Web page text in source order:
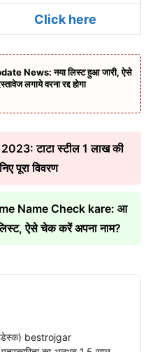
Click here
News: नया लिस्ट हुआ जारी, ऐसे
लगाये वरना रद्द होगा
टाटा स्टील 1 लाख की
पूरा विवरण
Name Check kare: आ
ऐसे चेक करें अपना नाम?
डेस्क) bestrojgar